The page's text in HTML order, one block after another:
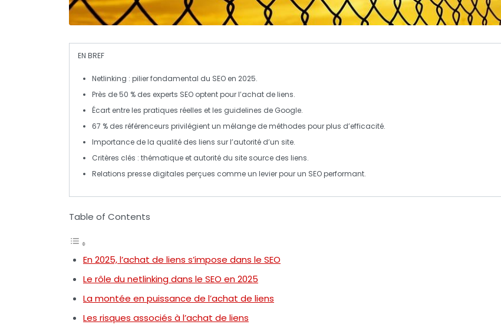
EN BREF
Netlinking : pilier fondamental du SEO en 2025.
Près de50 % des experts SEO optent pour l’achat de liens.
Écart entre les pratiques réelles et les guidelines de Google.
67 % des référenceurs privilégient un mélange deméthodes pour plus d’efficacité.
Importance de la qualité des liens sur l’autorité d’un site.
Critères clés : thématique et autorité du site source des liens.
Relations presse digitales perçues comme un levier pour un SEOperformant.
Table of Contents
En 2025, l’achat de liens s’impose dans le SEO
Le rôle du netlinking dans le SEO en 2025
La montée en puissance de l’achat de liens
Les risques associés à l’achat de liens